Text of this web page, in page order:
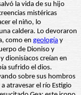
la vida de su hijo
mistéricas
el niño, lo
caldera. Lo devoraron
como en geología y
de Dioniso y
dionisíacos creían en
sufrido el dios.
sobre sus hombros
atravesar el río Estigio